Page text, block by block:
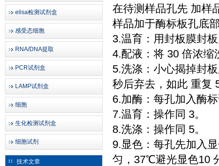
elisa检测试剂盒
感受态细胞
RNA/DNA提取
PCR试剂盒
LAMP试剂盒
细胞
生化检测试剂盒
细胞试剂
技术文章
在待测样品孔先 加样
样品加于酶标板孔底
3.温育：用封板膜封
4.配液：将 30 倍浓缩
5.洗涤：小心揭掉封
秒后弃去，如此 重复
6.加酶：每孔加入酶
7.温育：操作同 3。
8.洗涤：操作同 5。
9.显色：每孔先加入
匀，37℃避光显色10